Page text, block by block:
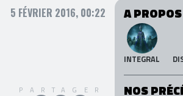
5 FÉVRIER 2016, 00:22
PARTAGER
A
INTEGRAL
NOS